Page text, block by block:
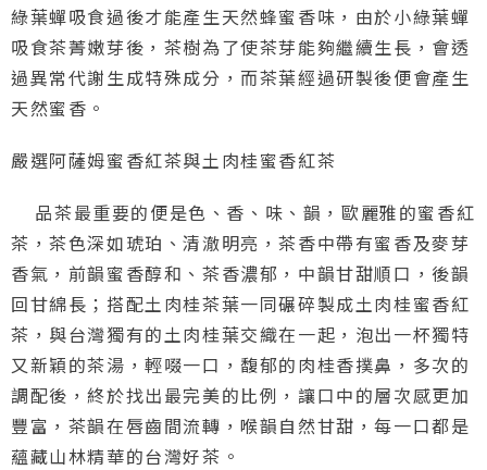
綠葉蟬吸食過後才能產生天然蜂蜜香味，由於小綠葉蟬
吸食茶菁嫩芽後，茶樹為了使茶芽能夠繼續生長，會透
過異常代謝生成特殊成分，而茶葉經過研製後便會產生
天然蜜香。
嚴選阿薩姆蜜香紅茶與土肉桂蜜香紅茶
品茶最重要的便是色、香、味、韻，歐麗雅的蜜香紅
茶，茶色深如琥珀、清澈明亮，茶香中帶有蜜香及麥芽
香氣，前韻蜜香醇和、茶香濃郁，中韻甘甜順口，後韻
回甘綿長；搭配土肉桂茶葉一同碾碎製成土肉桂蜜香紅
茶，與台灣獨有的土肉桂葉交織在一起，泡出一杯獨特
又新穎的茶湯，輕啜一口，馥郁的肉桂香撲鼻，多次的
調配後，終於找出最完美的比例，讓口中的層次感更加
豐富，茶韻在唇齒間流轉，喉韻自然甘甜，每一口都是
蘊藏山林精華的台灣好茶。